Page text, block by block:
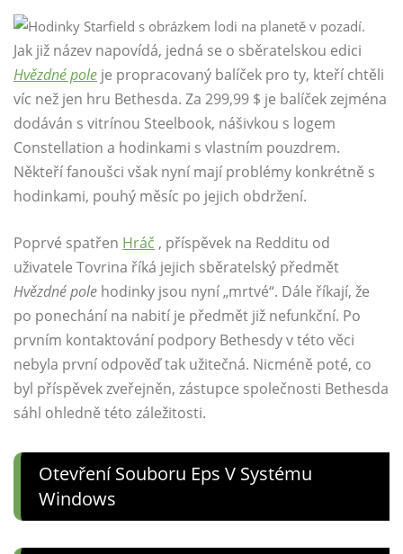
Jak již název napovídá, jedná se o sběratelskou edici
Hvězdné pole je propracovaný balíček pro ty, kteří chtěli
víc než jen hru Bethesda. Za 299,99 $ je balíček zejména
dodáván s vitrínou Steelbook, nášivkou s logem
Constellation a hodinkami s vlastním pouzdrem.
Někteří fanoušci však nyní mají problémy konkrétně s
hodinkami, pouhý měsíc po jejich obdržení.
Poprvé spatřen Hráč , příspěvek na Redditu od
uživatele Tovrina říká jejich sběratelský předmět
Hvězdné pole hodinky jsou nyní „mrtvé“. Dále říkají, že
po ponechání na nabití je předmět již nefunkční. Po
prvním kontaktování podpory Bethesdy v této věci
nebyla první odpověď tak užitečná. Nicméně poté, co
byl příspěvek zveřejněn, zástupce společnosti Bethesda
sáhl ohledně této záležitosti.
Otevření Souboru Eps V Systému
Windows